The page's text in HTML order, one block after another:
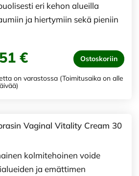
eri kehon alueilla
ja hiertymiin sekä pieniin
€ Ostoskoriin
on varastossa (Toimitusaika on alle
Vaginal Vitality Cream 30
kolmitehoinen voide
ja emättimen